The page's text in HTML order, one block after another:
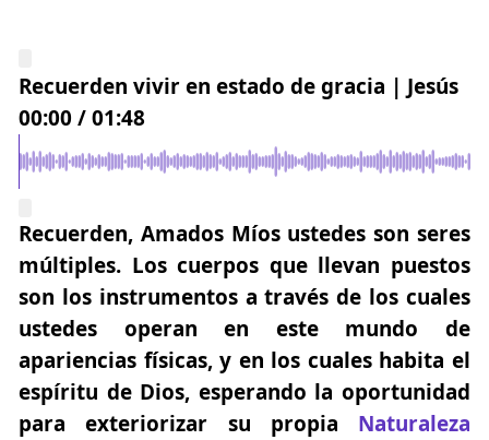
Recuerden vivir en estado de gracia | Jesús
00:00 /01:48
Recuerden, Amados Míos ustedes son seres
múltiples. Los cuerpos que llevan puestos
son losinstrumentosa través de los cuales
ustedes operan en este mundo de
apariencias físicas, y en los cuales habita el
espíritu de Dios, esperando la oportunidad
para exteriorizar su propia Naturaleza